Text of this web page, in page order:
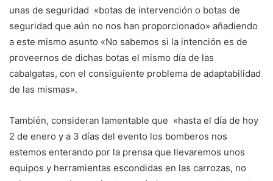
unas de seguridad «botas de intervención o botas de
seguridad que aún no nos han proporcionado» añadiendo
a este mismo asunto «No sabemos si la intención es de
proveernos de dichas botas el mismo día de las
cabalgatas, con el consiguiente problema de adaptabilidad
de las mismas».
También, consideran lamentable que «hasta el día de hoy
2 de enero y a 3 días del evento los bomberos nos
estemos enterando por la prensa que llevaremos unos
equipos y herramientas escondidas en las carrozas, no